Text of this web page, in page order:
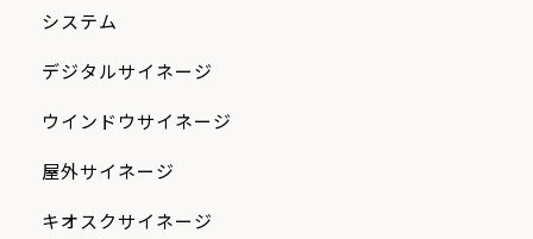
システム
デジタルサイネージ
ウインドウサイネージ
屋外サイネージ
キオスクサイネージ